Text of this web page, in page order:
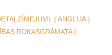
( ANGLIJA )
ROKASGRĀMATA (